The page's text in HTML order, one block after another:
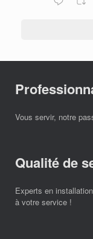
Vous servir, notre
Qualité de
Experts en
à votre service !